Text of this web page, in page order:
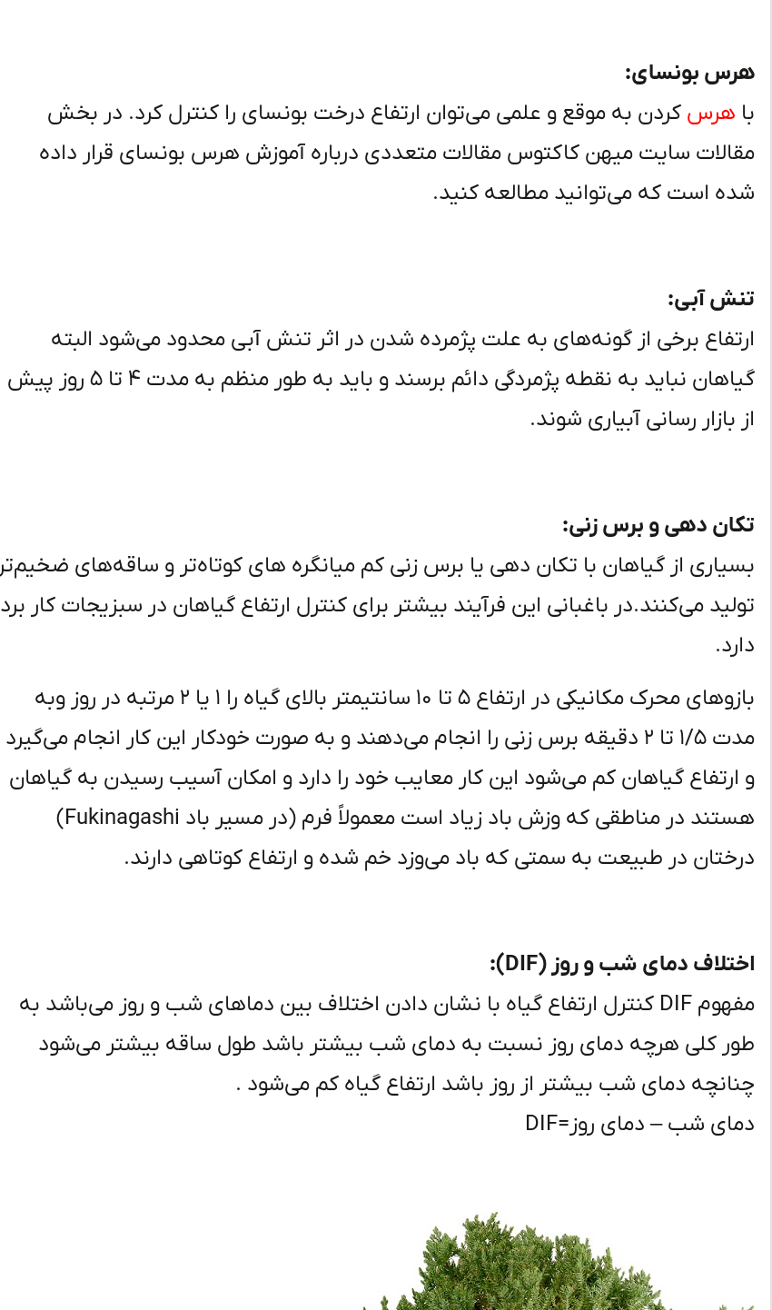
هرس بونسای:
با هرس کردن به موقع و علمی می‌توان ارتفاع درخت بونسای را کنترل کرد. در بخش
مقالات سایت میهن کاکتوس مقالات متعددی درباره آموزش هرس بونسای قرار داده
شده است که می‌توانید مطالعه کنید.
تنش آبی:
ارتفاع برخی از گونه‌های به علت پژمرده شدن در اثر تنش آبی محدود می‌شود البته
گیاهان نباید به نقطه پژمردگی دائم برسند و باید به طور منظم به مدت ۴ تا ۵ روز پیش
از بازار رسانی آبیاری شوند.
تکان دهی و برس زنی:
بسیاری از گیاهان با تکان دهی یا برس زنی کم میانگره های کوتاه‌تر و ساقه‌های ضخیم‌تر
تولید می‌کنند.در باغبانی این فرآیند بیشتر برای کنترل ارتفاع گیاهان در سبزیجات کار برد
دارد.
بازوهای محرک مکانیکی در ارتفاع ۵ تا ۱۰ سانتیمتر بالای گیاه را ۱ یا ۲ مرتبه در روز وبه
مدت ۱/۵ تا ۲ دقیقه برس زنی را انجام می‌دهند و به صورت خودکار این کار انجام می‌گیرد
و ارتفاع گیاهان کم می‌شود این کار معایب خود را دارد و امکان آسیب رسیدن به گیاهان
هستند در مناطقی که وزش باد زیاد است معمولاً فرم (در مسیر باد Fukinagashi)
درختان در طبیعت به سمتی که باد می‌وزد خم شده و ارتفاع کوتاهی دارند.
اختلاف دمای شب و روز (DIF):
مفهوم DIF کنترل ارتفاع گیاه با نشان دادن اختلاف بین دماهای شب و روز می‌باشد به
طور کلی هرچه دمای روز نسبت به دمای شب بیشتر باشد طول ساقه بیشتر می‌شود
چنانچه دمای شب بیشتر از روز باشد ارتفاع گیاه کم می‌شود .
دمای شب – دمای روز=DIF